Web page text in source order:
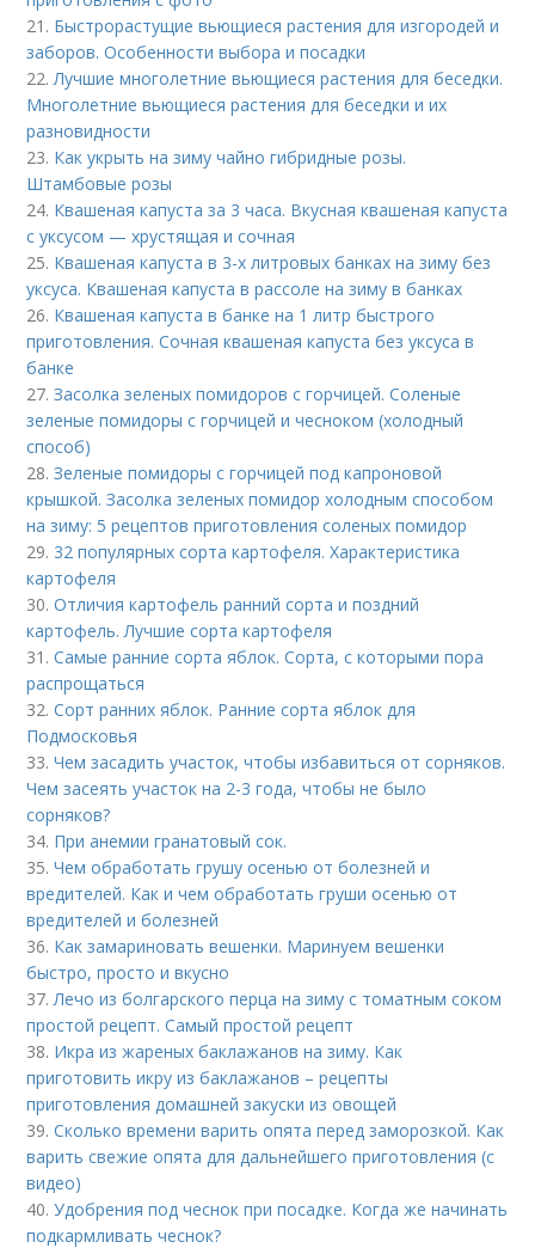
21. Быстрорастущие вьющиеся растения для изгородей и
заборов. Особенности выбора и посадки
22. Лучшие многолетние вьющиеся растения для беседки.
Многолетние вьющиеся растения для беседки и их
разновидности
23. Как укрыть на зиму чайно гибридные розы.
Штамбовые розы
24. Квашеная капуста за 3 часа. Вкусная квашеная капуста
с уксусом — хрустящая и сочная
25. Квашеная капуста в 3-х литровых банках на зиму без
уксуса. Квашеная капуста в рассоле на зиму в банках
26. Квашеная капуста в банке на 1 литр быстрого
приготовления. Сочная квашеная капуста без уксуса в
банке
27.Засолка зеленых помидоров с горчицей. Соленые
зеленые помидоры с горчицей и чесноком (холодный
способ)
28.Зеленые помидоры с горчицей под капроновой
крышкой. Засолка зеленых помидор холодным способом
на зиму: 5 рецептов приготовления соленых помидор
29. 32 популярных сорта картофеля. Характеристика
картофеля
30.Отличия картофель ранний сорта и поздний
картофель. Лучшие сорта картофеля
31.Самые ранние сорта яблок. Сорта, с которыми пора
распрощаться
32.Сорт ранних яблок. Ранние сорта яблок для
Подмосковья
33.Чем засадить участок, чтобы избавиться от сорняков.
Чем засеять участок на 2-3 года, чтобы не было
сорняков?
34. При анемии гранатовый сок.
35.Чем обработать грушу осенью от болезней и
вредителей. Как и чем обработать груши осенью от
вредителей и болезней
36. Как замариновать вешенки. Маринуем вешенки
быстро, просто и вкусно
37. Лечо из болгарского перца на зиму с томатным соком
простой рецепт. Самый простой рецепт
38. Икра из жареных баклажанов на зиму. Как
приготовить икру из баклажанов – рецепты
приготовления домашней закуски из овощей
39.Сколько времени варить опята перед заморозкой. Как
варить свежие опята для дальнейшего приготовления (с
видео)
40.Удобрения под чеснок при посадке. Когда же начинать
подкармливать чеснок?